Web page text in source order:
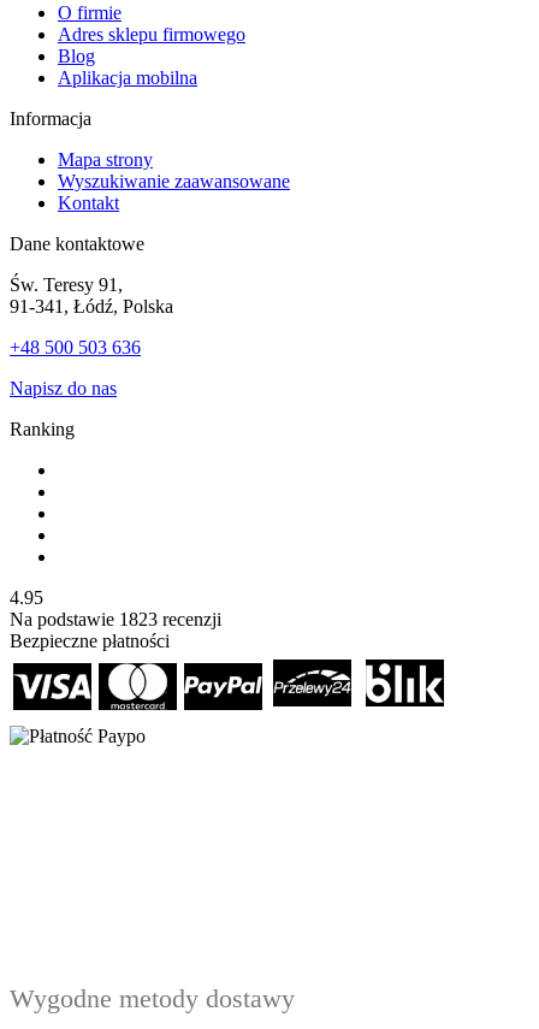
O firmie
Adres sklepu firmowego
Blog
Aplikacja mobilna
Informacja
Mapa strony
Wyszukiwanie zaawansowane
Kontakt
Dane kontaktowe
Św. Teresy 91,
91-341, Łódź, Polska
+48 500 503 636
Napisz do nas
Ranking
4.95
Na podstawie 1823 recenzji
Bezpieczne płatności
Wygodne metody dostawy